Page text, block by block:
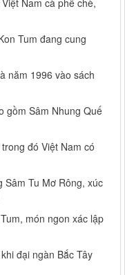
Tum đang cung
năm 1996 vào sách
gồm Sâm Nhung Quế
đó Việt Nam có
Tu Mơ Rông, xúc
món ngon xác lập
đại ngàn Bắc Tây